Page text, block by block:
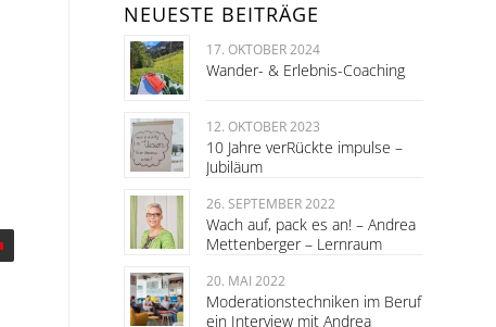
NEUESTE BEITRÄGE
17. OKTOBER 2024
Wander- & Erlebnis-Coaching
12. OKTOBER 2023
10 Jahre verRückte impulse –
Jubiläum
26. SEPTEMBER 2022
Wach auf, pack es an! – Andrea
Mettenberger – Lernraum
20. MAI 2022
Moderationstechniken im Beruf
ein Interview mit Andrea